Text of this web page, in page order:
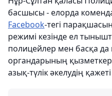
басшысы - елорда
Facebook-тегі
режимі кезінде ел
полицейлер мен басқа да
органдарының
азық-түлік әкелудің